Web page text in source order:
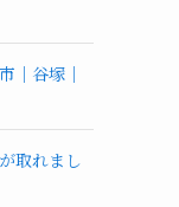
｜谷塚｜
取れまし